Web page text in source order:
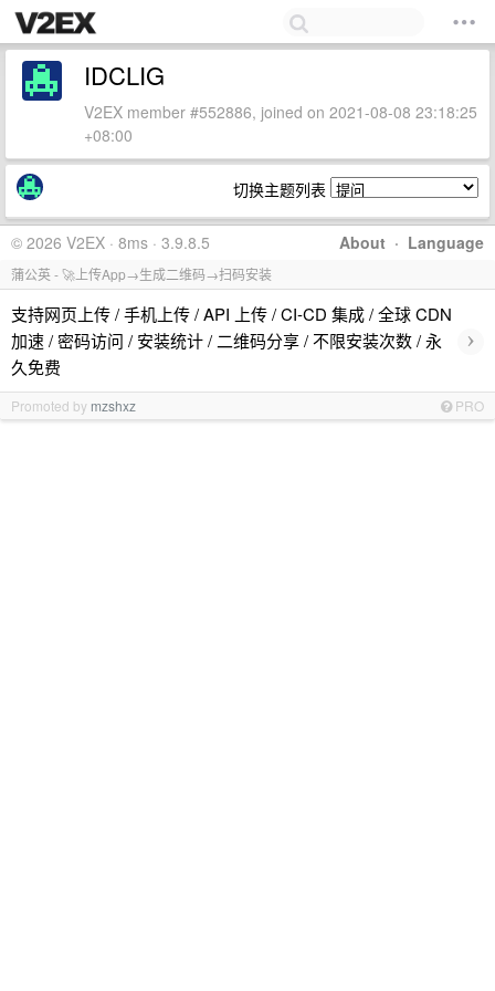
IDCLIG
V2EX member #552886, joined on 2021-08-08 23:18:25
+08:00
切换主题列表
About · Language
© 2026 V2EX · 8ms · 3.9.8.5
蒲公英 - 🚀上传App→生成二维码→扫码安装
支持网页上传 / 手机上传 / API 上传 / CI-CD 集成 / 全球 CDN
加速 / 密码访问 / 安装统计 / 二维码分享 / 不限安装次数 / 永
久免费
›
Promoted by mzshxz PRO